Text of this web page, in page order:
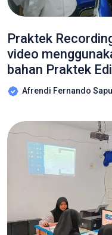
Praktek
video
bahan Praktek
Afrendi Fernando